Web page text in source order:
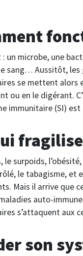
: un microbe, une
sang… Aussitôt, les
se mettent alors
ou en le digérant.
immunitaire (SI)
le surpoids,
le tabagisme, et
Mais il arrive que
auto-
s’attaquent aux
son